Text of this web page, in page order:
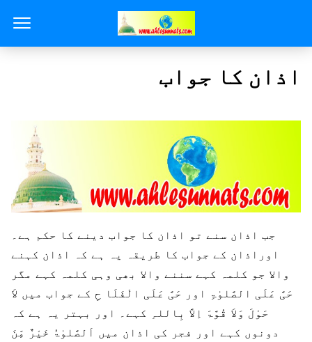
اذان کا جواب
جب اذان سنے تو اذان کا جواب دینے کا حکم ہے۔
اوراذان کے جواب کا طریقہ یہ ہے کہ اذان کہنے
والا جو کلمہ کہے سننے والا بھی وہی کلمہ کہے مگر
حَیَّ عَلَی الصَّلوٰۃِ اور حَیَّ عَلَی الْفَلَا حِ کے جواب میں لاَ
حَوْلَ وَلاَ قُوَّۃَ اِلاَّ بِاللہِ کہے۔ اور بہتر یہ ہے کہ
دونوں کہے اور فجر کی اذان میں اَلصَّلوٰۃُ خَیْرٌ مِّنَ